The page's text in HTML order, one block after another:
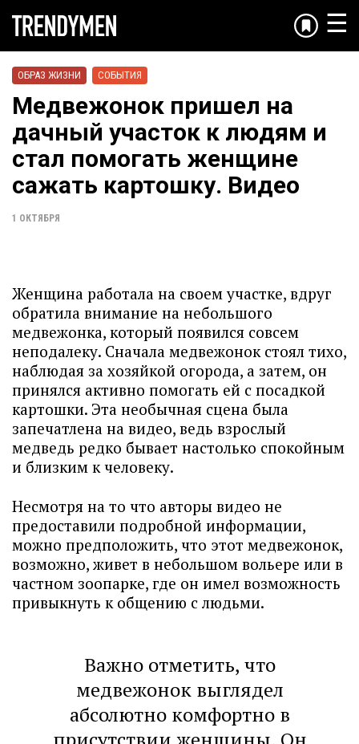
☰
ОБРАЗ ЖИЗНИ СОБЫТИЯ
Медвежонок пришел на
дачный участок к людям и
стал помогать женщине
сажать картошку. Видео
1 ОКТЯБРЯ
Женщина работала на своем участке, вдруг
обратила внимание на небольшого
медвежонка, который появился совсем
неподалеку. Сначала медвежонок стоял тихо,
наблюдая за хозяйкой огорода, а затем, он
принялся активно помогать ей с посадкой
картошки. Эта необычная сцена была
запечатлена на видео, ведь взрослый
медведь редко бывает настолько спокойным
и близким к человеку.
Несмотря на то что авторы видео не
предоставили подробной информации,
можно предположить, что этот медвежонок,
возможно, живет в небольшом вольере или в
частном зоопарке, где он имел возможность
привыкнуть к общению с людьми.
Важно отметить, что
медвежонок выглядел
абсолютно комфортно в